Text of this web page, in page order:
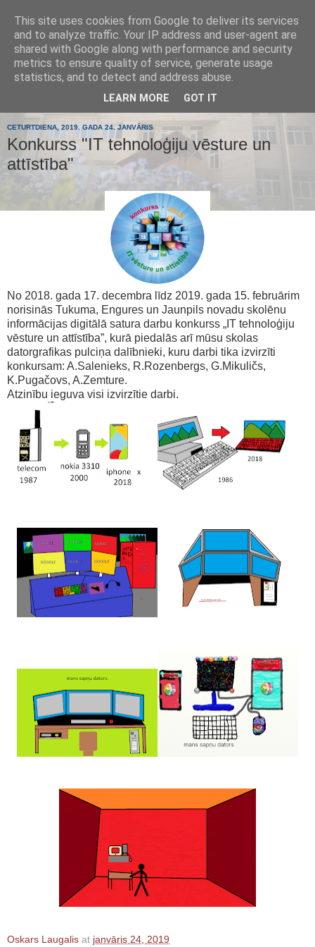
Tumes
pamatskola
CETURTDIENA, 2019. GADA 24. JANVĀRIS
Konkurss "IT tehnoloģiju vēsture un
attīstība"
No 2018. gada 17. decembra līdz 2019. gada 15. februārim
norisinās Tukuma, Engures un Jaunpils novadu skolēnu
informācijas digitālā satura darbu konkurss „IT tehnoloģiju
vēsture un attīstība”, kurā piedalās arī mūsu skolas
datorgrafikas pulciņa dalībnieki, kuru darbi tika izvirzīti
konkursam: A.Salenieks, R.Rozenbergs, G.Mikuličs,
K.Pugačovs, A.Zemture.
Atzinību ieguva visi izvirzītie darbi.
Oskars Laugalis at janvāris 24, 2019
This site uses cookies from Google to deliver its services
and to analyze traffic. Your IP address and user-agent are
shared with Google along with performance and security
metrics to ensure quality of service, generate usage
statistics, and to detect and address abuse.
LEARN MORE GOT IT